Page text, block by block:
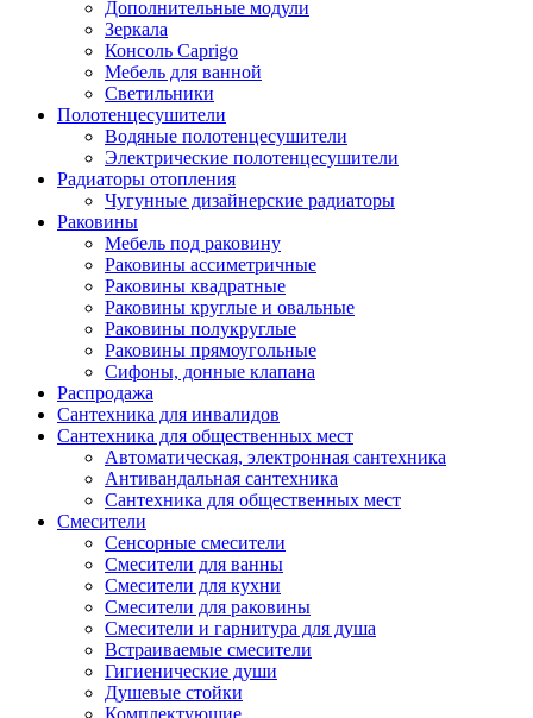
Дополнительные модули
Зеркала
Консоль Caprigo
Мебель для ванной
Светильники
Полотенцесушители
Водяные полотенцесушители
Электрические полотенцесушители
Радиаторы отопления
Чугунные дизайнерские радиаторы
Раковины
Мебель под раковину
Раковины ассиметричные
Раковины квадратные
Раковины круглые и овальные
Раковины полукруглые
Раковины прямоугольные
Сифоны, донные клапана
Распродажа
Сантехника для инвалидов
Сантехника для общественных мест
Автоматическая, электронная сантехника
Антивандальная сантехника
Сантехника для общественных мест
Смесители
Сенсорные смесители
Смесители для ванны
Смесители для кухни
Смесители для раковины
Смесители и гарнитура для душа
Встраиваемые смесители
Гигиенические души
Душевые стойки
Комплектующие